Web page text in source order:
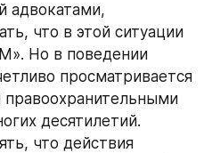
адвокатами,
что в этой ситуации
Но в поведении
просматривается
десятилетий.
что действия